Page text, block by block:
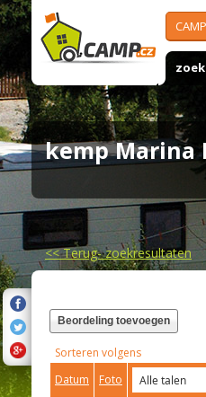
kemp Marina
<<Terug- zoekresultaten
Beordeling toevoegen
Sorteren volgens
Datum
Foto